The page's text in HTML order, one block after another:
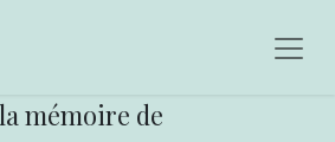
mémoire de